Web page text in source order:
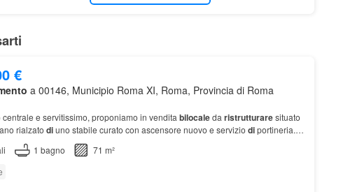
€
a 00146, Municipio Roma XI, Roma, Provincia di Roma
centrale e servitissimo, proponiamo in vendita bilocaleda ristrutturaresituato
rialzato diuno stabile curato con ascensore nuovo e servizio diportineria.…
1 bagno
71 m²